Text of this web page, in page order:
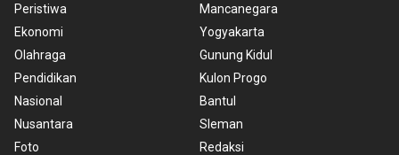
Peristiwa
Ekonomi
Olahraga
Pendidikan
Nasional
Nusantara
Foto
Mancanegara
Yogyakarta
Gunung Kidul
Kulon Progo
Bantul
Sleman
Redaksi